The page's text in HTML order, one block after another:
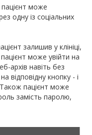
може
одну із соціальних
залишив у клініці,
може увійти на
архів навіть без
відповідну кнопку - і
Також пацієнт може
замість паролю,